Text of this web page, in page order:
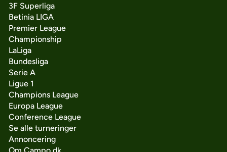
3F Superliga
Betinia LIGA
Premier League
Championship
LaLiga
Bundesliga
Serie A
Ligue 1
Champions League
Europa League
Conference League
Se alle turneringer
Annoncering